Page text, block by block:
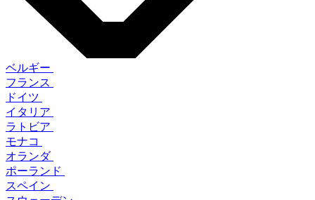
ベルギー
フランス
ドイツ
イタリア
ラトビア
モナコ
オランダ
ポーランド
スペイン